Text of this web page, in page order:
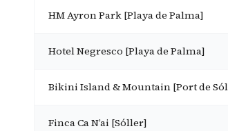
HM Ayron Park [Playa de Palma]
Hotel Negresco [Playa de Palma]
Bikini Island & Mountain [Port de
Finca Ca N’ai [Sóller]